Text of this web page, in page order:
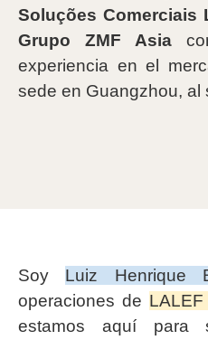
Soluções Comerciais
Grupo ZMF Asia
experiencia en el
sede en Guangzhou, al
Soy Luiz Henrique
operaciones de
estamos aquí para